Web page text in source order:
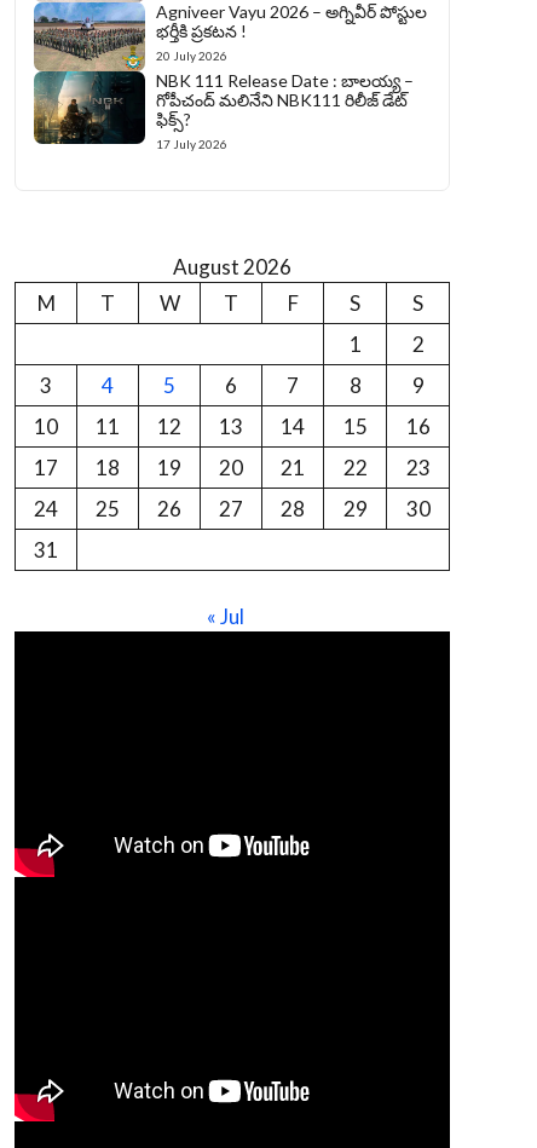
Agniveer Vayu 2026 – అగ్నివీర్‌ పోస్టుల
భర్తీకి ప్రకటన !
20 July 2026
NBK 111 Release Date : బాలయ్య –
గోపీచంద్ మలినేని NBK111 రిలీజ్ డేట్
ఫిక్స్?
17 July 2026
August 2026
M
T W T F S
S
1
2
3
4 5 6 7 8
9
10
11 12 13 14 15
16
17
18 19 20 21 22
23
24
25 26 27 28 29
30
31
« Jul